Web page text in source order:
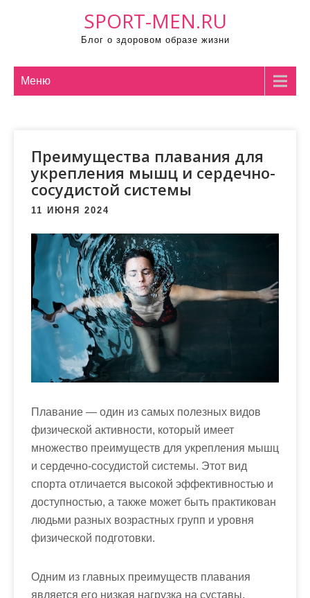
SPORT-MEN.RU
Блог о здоровом образе жизни
Меню
Преимущества плавания для
укрепления мышц и сердечно-
сосудистой системы
11 ИЮНЯ 2024
Плавание — один из самых полезных видов
физической активности, который имеет
множество преимуществ для укрепления мышц
и сердечно-сосудистой системы. Этот вид
спорта отличается высокой эффективностью и
доступностью, а также может быть практикован
людьми разных возрастных групп и уровня
физической подготовки.
Одним из главных преимуществ плавания
является его низкая нагрузка на суставы.